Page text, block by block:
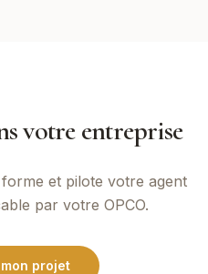
votre entreprise
et pilote votre agent
par votre OPCO.
projet